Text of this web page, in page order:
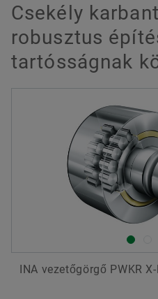
Csekély
robusztus
tartósságnak
INA vezetőgörgő PWKR